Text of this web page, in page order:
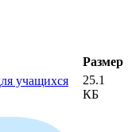
Размер
учащихся
25.1
КБ